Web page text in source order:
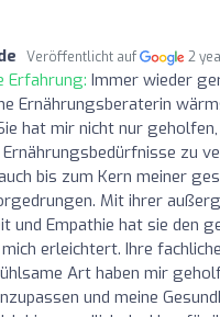
Veröffentlicht auf 2
Erfahrung: Immer wieder
Ernährungsberaterin
hat mir nicht nur
zu
bis zum Kern meiner
Mit ihrer
und Empathie hat sie den
erleichtert. Ihre
Art haben mir
und meine